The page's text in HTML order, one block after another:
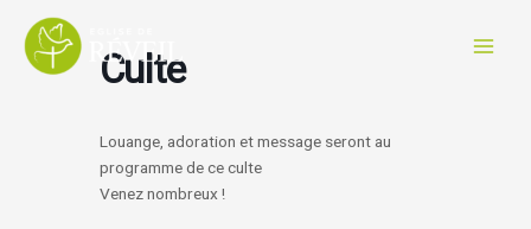
contenu
Culte
Louange, adoration et message seront au
programme de ce culte
Venez nombreux !